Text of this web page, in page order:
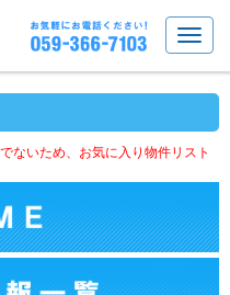
ないため、お気に入り物件リスト